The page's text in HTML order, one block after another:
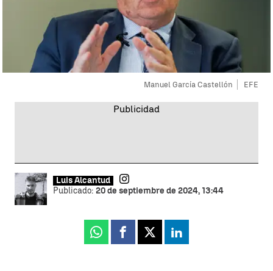
Manuel García Castellón EFE
Luis Alcantud
Publicado: 20 de septiembre de 2024, 13:44
Whatsapp
Facebook
X Linkedin